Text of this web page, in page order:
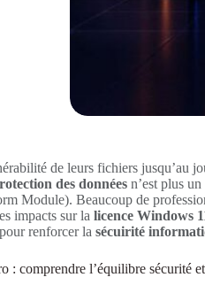
de leurs fichiers jusqu’au
des données n’est plus
Module). Beaucoup de
impacts sur la licence Windows
renforcer la sécuirité
comprendre l’équilibre sécurité